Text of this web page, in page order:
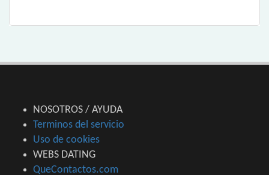
NOSOTROS / AYUDA
Terminos del servicio
Uso de cookies
WEBS DATING
QueContactos.com